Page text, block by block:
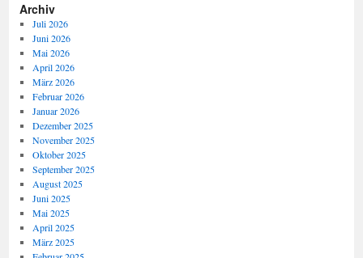
Archiv
Juli 2026
Juni 2026
Mai 2026
April 2026
März 2026
Februar 2026
Januar 2026
Dezember 2025
November 2025
Oktober 2025
September 2025
August 2025
Juni 2025
Mai 2025
April 2025
März 2025